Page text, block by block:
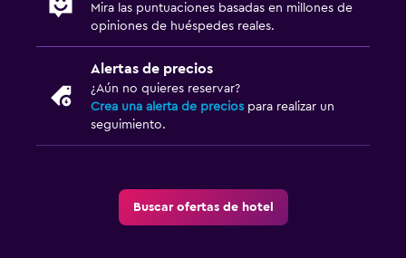
Lavandería
Lavandería
Servicios de lavandería/tintorería
Zona de trabajo
Mira las puntuaciones basadas en millones de
opiniones de huéspedes reales.
Alertas de precios
¿Aún no quieres reservar?
Crea una alerta de precios para realizar un
seguimiento.
Buscar ofertas de hotel